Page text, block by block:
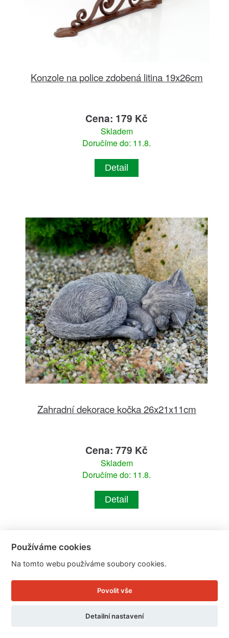
Konzole na police zdobená litina 19x26cm
Cena: 179 Kč
Skladem
Doručíme do: 11.8.
Detail
Zahradní dekorace kočka 26x21x11cm
Cena: 779 Kč
Skladem
Doručíme do: 11.8.
Detail
Používáme cookies
Na tomto webu používáme soubory cookies.
Povolit vše
Detailní nastavení